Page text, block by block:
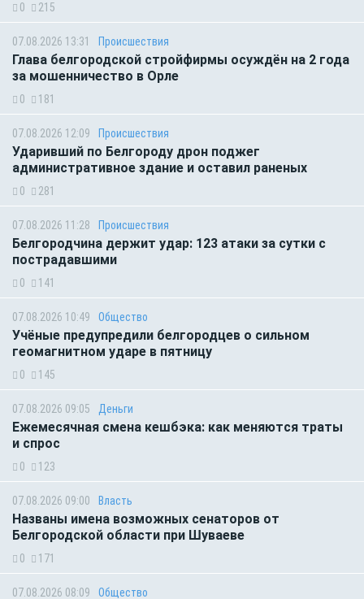
0 215
07.08.2026 13:31 Происшествия
Глава белгородской стройфирмы осуждён на 2 года
за мошенничество в Орле
0 181
07.08.2026 12:09 Происшествия
Ударивший по Белгороду дрон поджег
административное здание и оставил раненых
0 281
07.08.2026 11:28 Происшествия
Белгородчина держит удар: 123 атаки за сутки с
пострадавшими
0 141
07.08.2026 10:49 Общество
Учёные предупредили белгородцев о сильном
геомагнитном ударе в пятницу
0 145
07.08.2026 09:05 Деньги
Ежемесячная смена кешбэка: как меняются траты
и спрос
0 123
07.08.2026 09:00 Власть
Названы имена возможных сенаторов от
Белгородской области при Шуваеве
0 171
07.08.2026 08:09 Общество